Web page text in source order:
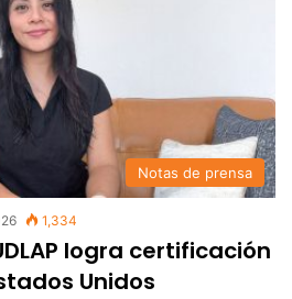
Notas de prensa
1,334
logra certificación
Unidos